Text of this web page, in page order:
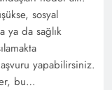
sosyal
ya da sağlık
yapabilirsiniz.
bu…